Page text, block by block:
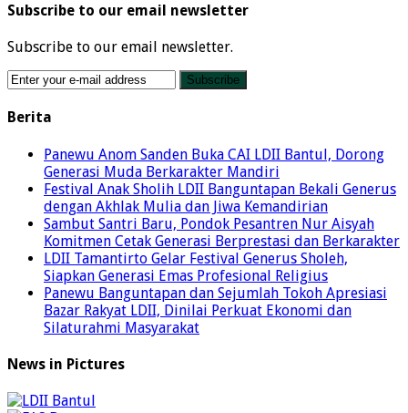
Subscribe to our email newsletter
Subscribe to our email newsletter.
Berita
Panewu Anom Sanden Buka CAI LDII Bantul, Dorong
Generasi Muda Berkarakter Mandiri
Festival Anak Sholih LDII Banguntapan Bekali Generus
dengan Akhlak Mulia dan Jiwa Kemandirian
Sambut Santri Baru, Pondok Pesantren Nur Aisyah
Komitmen Cetak Generasi Berprestasi dan Berkarakter
LDII Tamantirto Gelar Festival Generus Sholeh,
Siapkan Generasi Emas Profesional Religius
Panewu Banguntapan dan Sejumlah Tokoh Apresiasi
Bazar Rakyat LDII, Dinilai Perkuat Ekonomi dan
Silaturahmi Masyarakat
News in Pictures